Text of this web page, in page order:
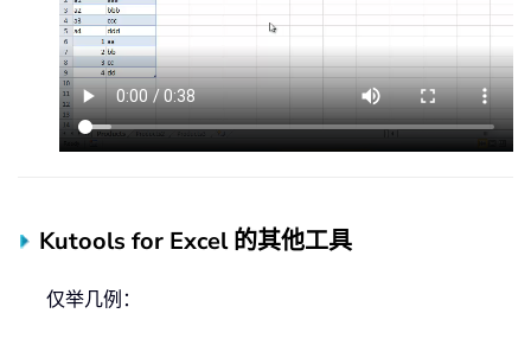
Kutools for Excel 的其他工具
仅举几例：